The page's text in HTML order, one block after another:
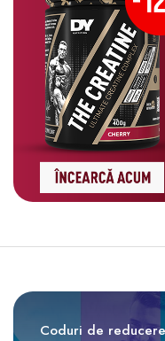
Coduri de